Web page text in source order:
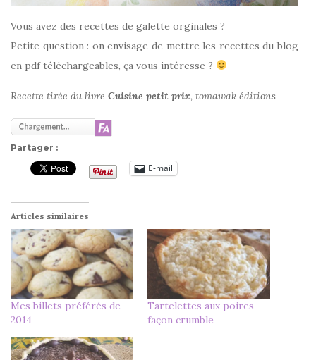
Vous avez des recettes de galette orginales ?
Petite question : on envisage de mettre les recettes du blog
en pdf téléchargeables, ça vous intéresse ?
Recette tirée du livre Cuisine petit prix, tomawak éditions
Partager :
E-mail
Articles similaires
Mes billets préférés de
2014
Tartelettes aux poires
façon crumble